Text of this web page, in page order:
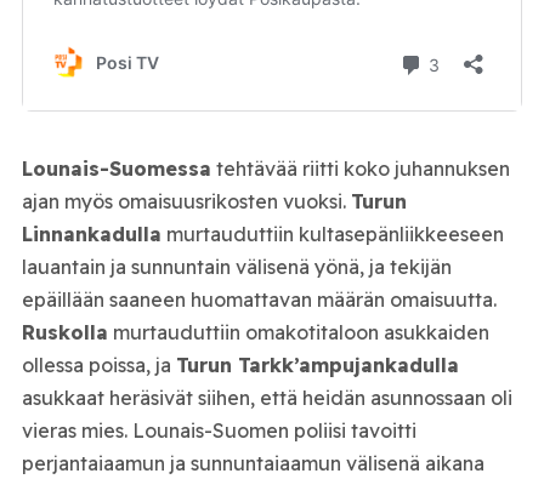
Lounais-Suomessa tehtävää riitti koko juhannuksen
ajan myös omaisuusrikosten vuoksi. Turun
Linnankadulla murtauduttiin kultasepänliikkeeseen
lauantain ja sunnuntain välisenä yönä, ja tekijän
epäillään saaneen huomattavan määrän omaisuutta.
Ruskolla murtauduttiin omakotitaloon asukkaiden
ollessa poissa, ja Turun Tarkk’ampujankadulla
asukkaat heräsivät siihen, että heidän asunnossaan oli
vieras mies. Lounais-Suomen poliisi tavoitti
perjantaiaamun ja sunnuntaiaamun välisenä aikana